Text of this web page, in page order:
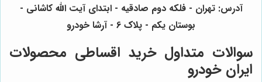
آدرس: تهران - فلکه دوم صادقیه - ابتدای آیت الله کاشانی -
بوستان یکم - پلاک 6 - آرشا خودرو
سوالات متداول خرید اقساطی محصولات
ایران خودرو